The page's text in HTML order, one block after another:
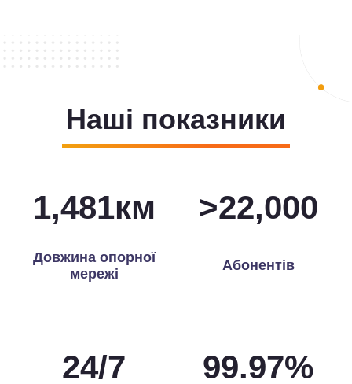
Наші показники
1,493км
Довжина опорної
мережі
>22,000
Абонентів
24/7 99.97%